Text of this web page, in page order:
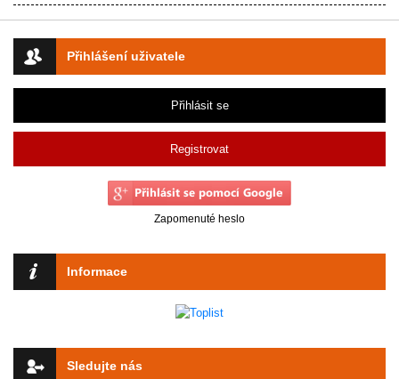
Přihlášení uživatele
Přihlásit se
Registrovat
Zapomenuté heslo
Informace
Sledujte nás